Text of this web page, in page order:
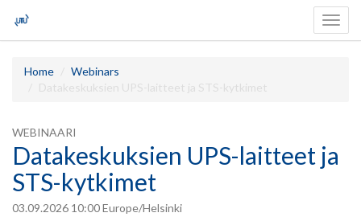
Home
Webinars
Datakeskuksien UPS-laitteet ja STS-kytkimet
WEBINAARI
Datakeskuksien UPS-laitteet ja
STS-kytkimet
03.09.2026 10:00 Europe/Helsinki